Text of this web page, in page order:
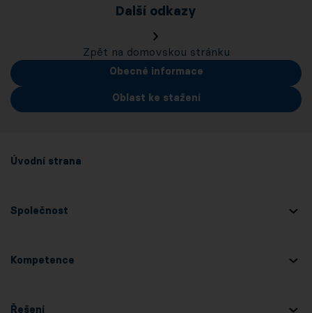
Další odkazy
Zpět na domovskou stránku
Obecné informace
Oblast ke stažení
Úvodní strana
Společnost
Kompetence
Řešení